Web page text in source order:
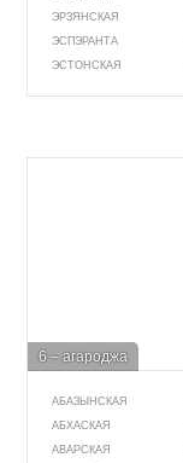
ЭРЗЯНСКАЯ
ЭСПЭРАНТА
ЭСТОНСКАЯ
6 – агароджа
АБАЗЫНСКАЯ
АБХАСКАЯ
АВАРСКАЯ